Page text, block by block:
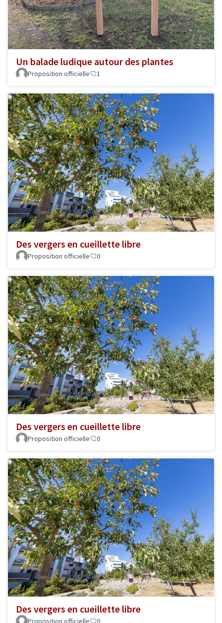
Un balade ludique autour des plantes
Proposition officielle 1
Des vergers en cueillette libre
Proposition officielle 0
Des vergers en cueillette libre
Proposition officielle 0
Des vergers en cueillette libre
Proposition officielle 0